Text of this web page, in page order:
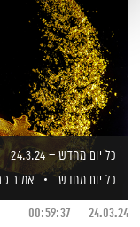
כל יום מחדש – 24.3.24
כל יום מחדש
אמיר
24.03.24
00:59:37